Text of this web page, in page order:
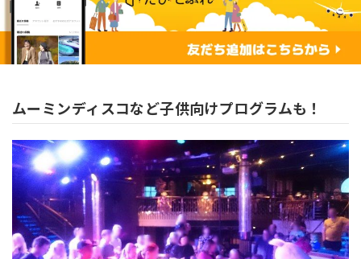
ムーミンディスコなど子供向けプログラムも！